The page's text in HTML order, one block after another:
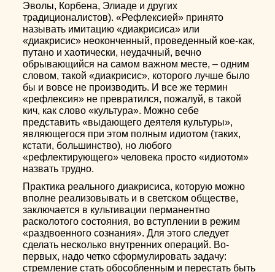
Эволы, Корбена, Элиаде и других
традиционалистов). «Рефлексией» принято
называть имитацию «диакрисиса» или
«диакрисис» неоконченный, проведенный кое-как,
путано и хаотически, неудачный, вечно
обрывающийся на самом важном месте, – одним
словом, такой «диакрисис», которого лучше было
бы и вовсе не производить. И все же термин
«рефлексия» не превратился, пожалуй, в такой
кич, как слово «культура». Можно себе
представить «выдающего деятеля культуры»,
являющегося при этом полным идиотом (таких,
кстати, большинство), но любого
«рефлектирующего» человека просто «идиотом»
назвать трудно.
Практика реального диакрисиса, которую можно
вполне реализовывать и в светском обществе,
заключается в культивации перманентно
расколотого состояния, во вступлении в режим
«раздвоенного сознания». Для этого следует
сделать несколько внутренних операций. Во-
первых, надо четко сформулировать задачу:
стремление стать обособленным и перестать быть